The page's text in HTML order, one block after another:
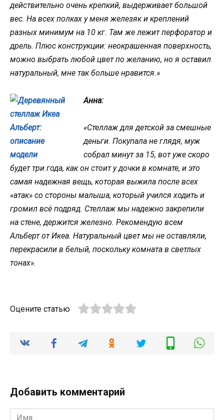
действительно очень крепкий, выдерживает большой
вес. На всех полках у меня железяк и креплений
разных минимум на 10 кг. Там же лежит перфоратор и
дрель. Плюс конструкции: неокрашенная поверхность,
можно выбрать любой цвет по желанию, но я оставил
натуральный, мне так больше нравится.»
Анна:
«Стеллаж для детской за смешные
деньги. Покупала не глядя, муж
собрал минут за 15, вот уже скоро
будет три года, как он стоит у дочки в комнате, и это
самая надежная вещь, которая выжила после всех
«атак» со стороны малыша, который учился ходить и
громил всё подряд. Стеллаж мы надежно закрепили
на стене, держится железно. Рекомендую всем
Альберт от Икеа. Натуральный цвет мы не оставляли,
перекрасили в белый, поскольку комната в светлых
тонах».
Оцените статью
Добавить комментарий
Имя